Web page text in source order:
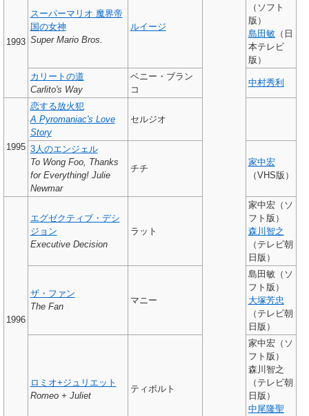
1993
スーパーマリオ 魔界帝
国の女神
Super Mario Bros.
ルイージ
（ソフト
版）
島田敏（日
本テレビ
版）
カリートの道
Carlito's Way
ベニー・ブラン
コ
中村秀利
1995
恋する放火犯
A Pyromaniac's Love
Story
セルジオ
3人のエンジェル
To Wong Foo, Thanks
for Everything! Julie
Newmar
チチ
家中宏
（VHS版）
1996
エグゼクティブ・デシ
ジョン
Executive Decision
ラット
家中宏（ソ
フト版）
森川智之
（テレビ朝
日版）
ザ・ファン
The Fan
マニー
島田敏（ソ
フト版）
大塚芳忠
（テレビ朝
日版）
ロミオ+ジュリエット
Romeo + Juliet
ティボルト
家中宏（ソ
フト版）
森川智之
（テレビ朝
日版）
中尾隆聖